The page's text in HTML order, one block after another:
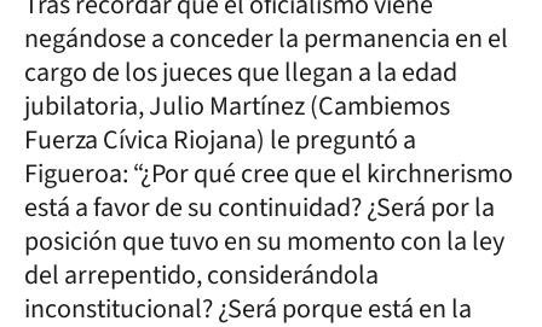
negándose a conceder la permanencia en el
cargo de los jueces que llegan a la edad
jubilatoria, Julio Martínez (Cambiemos
Fuerza Cívica Riojana) le preguntó a
Figueroa: “¿Por qué cree que el kirchnerismo
está a favor de su continuidad? ¿Será por la
posición que tuvo en su momento con la ley
del arrepentido, considerándola
inconstitucional? ¿Será porque está en la